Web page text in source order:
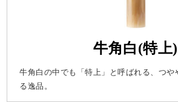
牛角白(特上)
牛角白の中でも「特上」と呼ばれる、つや
る逸品。